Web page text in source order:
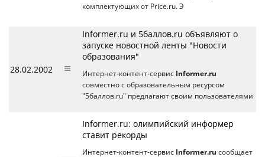
комплектующих от Price.ru. Э
28.02.2002
Informer.ru и 5баллов.ru объявляют о
запуске новостной ленты "Новости
образования"
Интернет-контент-сервис Informer.ru
совместно с образовательным ресурсом
"5баллов.ru" предлагают своим пользователями
Informer.ru: олимпийский информер
ставит рекорды
Интернет-контент-сервис Informer.ru сообщает